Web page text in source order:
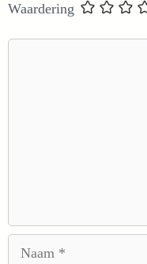
Waardering